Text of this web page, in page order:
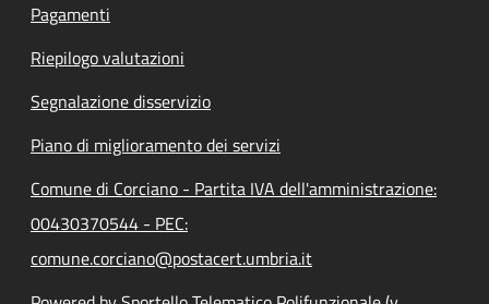
Pagamenti
Riepilogo valutazioni
Segnalazione disservizio
Piano di miglioramento dei servizi
Comune di Corciano - Partita IVA dell'amministrazione:
00430370544 - PEC:
comune.corciano@postacert.umbria.it